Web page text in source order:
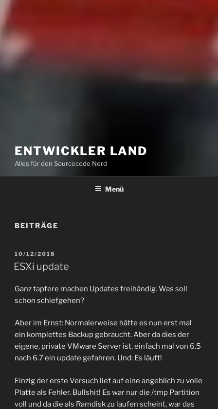
ENTWICKLER LAND
Alles für den Sourcecode Nerd
Menü
BEITRÄGE
VERÖFFENTLICHT
AM
10/12/2018
ESXi update
Ganz tapfere machen Updates freihändig. Was soll
schon schiefgehen?
Aber im Ernst: Normalerweise hätte es nun erst mal
ein komplettes Backup gebraucht. Aber da dies der
eigene, private VMware Server ist, einfach mal von 6.5
nach 6.7 ein update gefahren. Und: Es läuft!
Einzig der erste Versuch lief auf eine angeblich zu volle
Platte als Fehler. Bullshit! Es war nur die /tmp Partition
voll und da die als Ramdisk zu laufen scheint, war das